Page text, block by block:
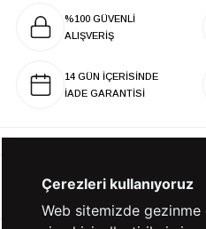
%100 GÜVENLİ
ALIŞVERİŞ
14 GÜN İÇERİSİNDE
İADE GARANTİSİ
KURUMSAL
Çerezleri kullanıyoruz
Web sitemizde